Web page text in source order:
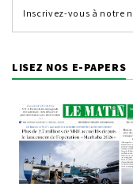
LISEZ NOS E-PAPERS